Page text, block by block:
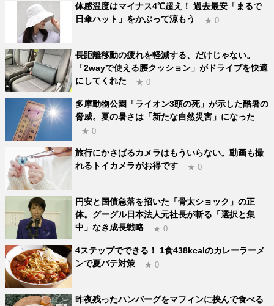
体感温度はマイナス4℃超え！ 過去最安「まるで
日傘ハット」をかぶって涼もう
★ 0
長距離移動の疲れを軽減する、だけじゃない。
「2wayで使える腰クッション」がドライブを快適
にしてくれた
★ 0
多摩動物公園「ライオン3頭の死」が示した酷暑の
脅威。夏の暑さは「新たな自然災害」になった
★ 0
旅行にかさばるカメラはもういらない。動画も撮
れるトイカメラがお得です
★ 0
円安と国債急落を招いた「骨太ショック」の正
体。グーグル日本法人元社長が斬る「選択と集
中」なき成長戦略
★ 0
4ステップでできる！ 1食438kcalのカレーラーメ
ンで夏バテ対策
★ 0
昨夜残ったハンバーグをマフィンに挟んで食べる